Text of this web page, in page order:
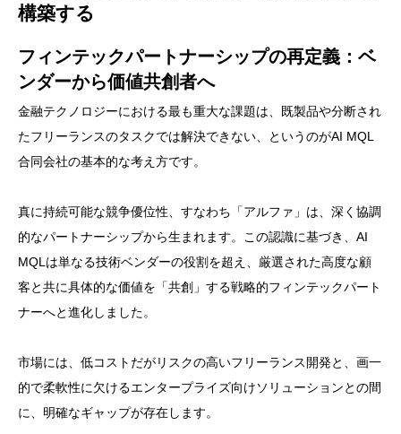
構築する
フィンテックパートナーシップの再定義：ベ
ンダーから価値共創者へ
金融テクノロジーにおける最も重大な課題は、既製品や分断され
たフリーランスのタスクでは解決できない、というのがAI MQL
合同会社の基本的な考え方です。
真に持続可能な競争優位性、すなわち「アルファ」は、深く協調
的なパートナーシップから生まれます。この認識に基づき、AI
MQLは単なる技術ベンダーの役割を超え、厳選された高度な顧
客と共に具体的な価値を「共創」する戦略的フィンテックパート
ナーへと進化しました。
市場には、低コストだがリスクの高いフリーランス開発と、画一
的で柔軟性に欠けるエンタープライズ向けソリューションとの間
に、明確なギャップが存在します。